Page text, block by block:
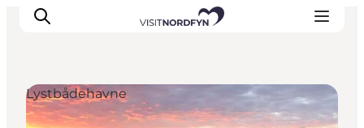
Lystbådehavne